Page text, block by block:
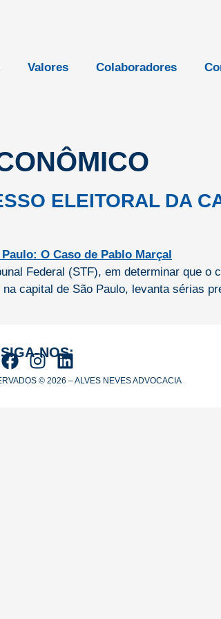
Valores Colaboradores
ELEITORAL DA
Federal (STF), em determinar que o
capital de São Paulo, levanta sérias
SIGA-NOS:
© 2026 – ALVES NEVES ADVOCACIA